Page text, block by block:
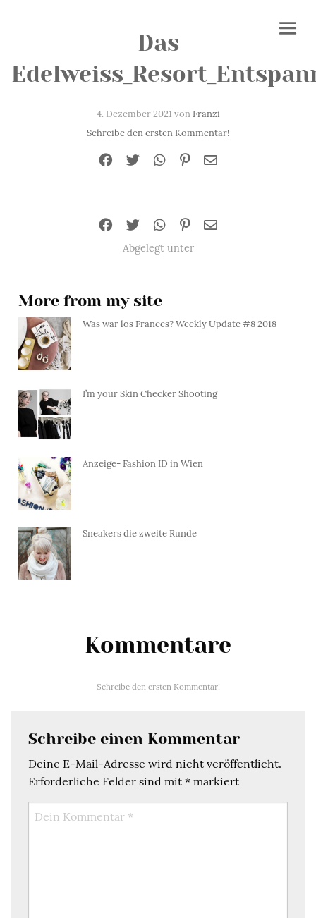
Das
4. Dezember 2021 vonFranzi
Schreibe den ersten Kommentar!
Abgelegt unter
More from my site
Was war los Frances? Weekly Update #8 2018
I’m your Skin Checker Shooting
Anzeige- Fashion ID in Wien
Sneakers die zweite Runde
Kommentare
Schreibe den ersten Kommentar!
Schreibe einen Kommentar
Deine E-Mail-Adresse wird nicht veröffentlicht.
Erforderliche Felder sind mit * markiert